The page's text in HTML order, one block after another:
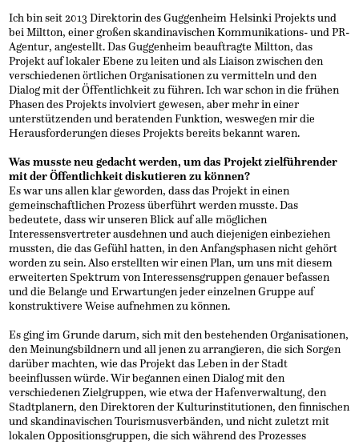
Ich bin seit 2013 Direktorin des Guggenheim Helsinki Projekts und
bei Miltton, einer großen skandinavischen Kommunikations- und PR-
Agentur, angestellt. Das Guggenheim beauftragte Miltton, das
Projekt auf lokaler Ebene zu leiten und als Liaison zwischen den
verschiedenen örtlichen Organisationen zu vermitteln und den
Dialog mit der Öffentlichkeit zu führen. Ich war schon in die frühen
Phasen des Projekts involviert gewesen, aber mehr in einer
unterstützenden und beratenden Funktion, weswegen mir die
Herausforderungen dieses Projekts bereits bekannt waren.
Was musste neu gedacht werden, um das Projekt zielführender
mit der Öffentlichkeit diskutieren zu können?
Es war uns allen klar geworden, dass das Projekt in einen
gemeinschaftlichen Prozess überführt werden musste. Das
bedeutete, dass wir unseren Blick auf alle möglichen
Interessensvertreter ausdehnen und auch diejenigen einbeziehen
mussten, die das Gefühl hatten, in den Anfangsphasen nicht gehört
worden zu sein. Also erstellten wir einen Plan, um uns mit diesem
erweiterten Spektrum von Interessensgruppen genauer befassen
und die Belange und Erwartungen jeder einzelnen Gruppe auf
konstruktivere Weise aufnehmen zu können.
Es ging im Grunde darum, sich mit den bestehenden Organisationen,
den Meinungsbildnern und all jenen zu arrangieren, die sich Sorgen
darüber machten, wie das Projekt das Leben in der Stadt
beeinflussen würde. Wir begannen einen Dialog mit den
verschiedenen Zielgruppen, wie etwa der Hafenverwaltung, den
Stadtplanern, den Direktoren der Kulturinstitutionen, den finnischen
und skandinavischen Tourismusverbänden, und nicht zuletzt mit
lokalen Oppositionsgruppen, die sich während des Prozesses